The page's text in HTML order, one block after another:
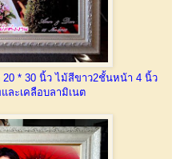
20 * 30 นิ้ว ไม้สีขาว2ชั้นหน้า 4 นิ้ว
ละเคลือบลามิเนต